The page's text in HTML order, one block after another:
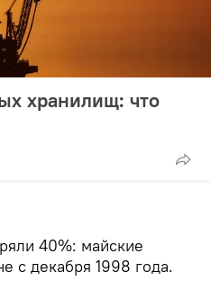
хранилищ: что
40%: майские
с декабря 1998 года.